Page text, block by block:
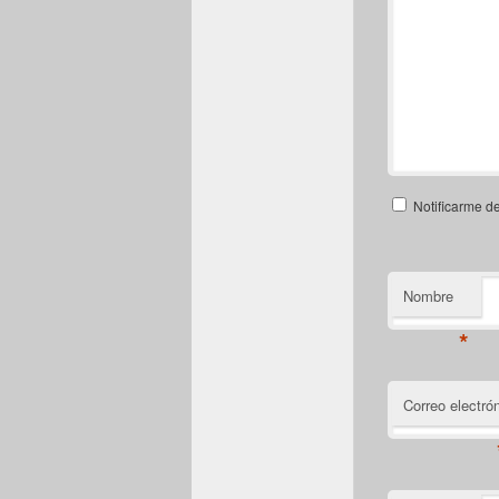
Notificarme
Nombre
*
Correo